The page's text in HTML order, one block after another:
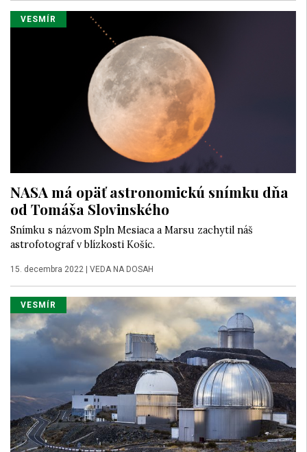
VESMÍR
NASA má opäť astronomickú snímku dňa
od Tomáša Slovinského
Snímku s názvom Spln Mesiaca a Marsu zachytil náš
astrofotograf v blízkosti Košíc.
15. decembra 2022 VEDA NA DOSAH
VESMÍR